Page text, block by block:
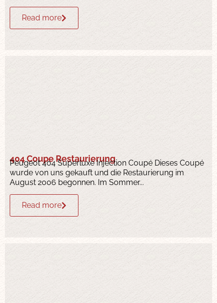
Read more
404 Coupe Restaurierung
Peugeot 404 Superluxe Injection Coupé Dieses Coupé
wurde von uns gekauft und die Restaurierung im
August 2006 begonnen. Im Sommer...
Read more